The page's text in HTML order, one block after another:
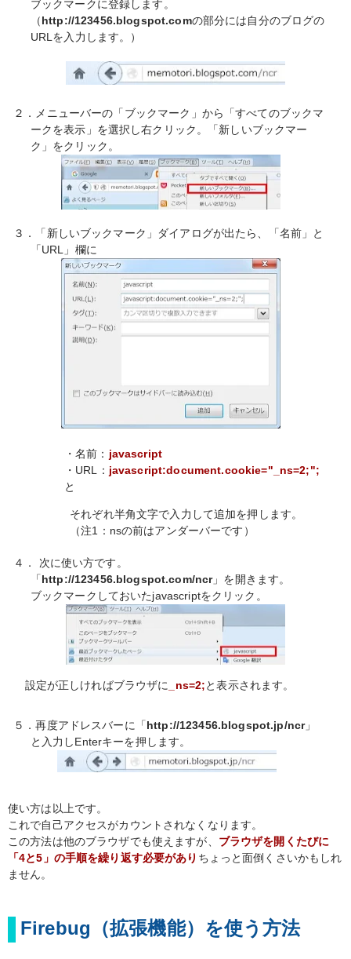
ブックマークに登録します。
（http://123456.blogspot.comの部分には自分のブログの
URLを入力します。）
２．メニューバーの「ブックマーク」から「すべてのブックマ
ークを表示」を選択し右クリック。「新しいブックマー
ク」をクリック。
３．「新しいブックマーク」ダイアログが出たら、「名前」と
「URL」欄に
・名前： javascript
・URL： javascript:document.cookie="_ns=2;";
と
それぞれ半角文字で入力して追加を押します。
（注1：nsの前はアンダーバーです）
４． 次に使い方です。
「http://123456.blogspot.com/ncr」を開きます。
ブックマークしておいたjavascriptをクリック。
設定が正しければブラウザに _ns=2;と表示されます。
５．再度アドレスバーに「http://123456.blogspot.jp/ncr」
と入力しEnterキーを押します。
使い方は以上です。
これで自己アクセスがカウントされなくなります。
この方法は他のブラウザでも使えますが、 ブラウザを開くたびに
「4と5」の手順を繰り返す必要があり ちょっと面倒くさいかもしれ
ません。
Firebug（拡張機能）を使う方法